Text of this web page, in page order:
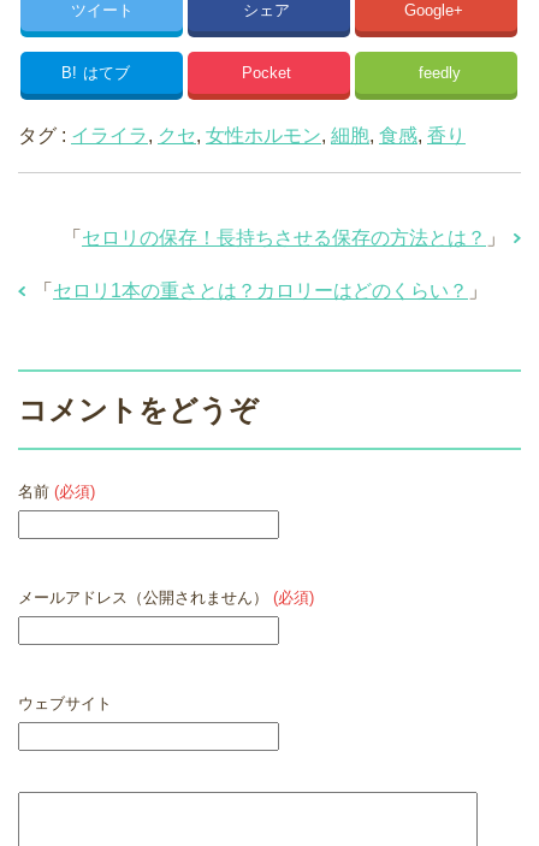
ツイート シェア Google+
B! はてブ Pocket feedly
タグ : イライラ, クセ, 女性ホルモン, 細胞, 食感, 香り
「 セロリの保存！長持ちさせる保存の方法とは？ 」
「 セロリ1本の重さとは？カロリーはどのくらい？ 」
コメントをどうぞ
名前 (必須)
メールアドレス（公開されません） (必須)
ウェブサイト